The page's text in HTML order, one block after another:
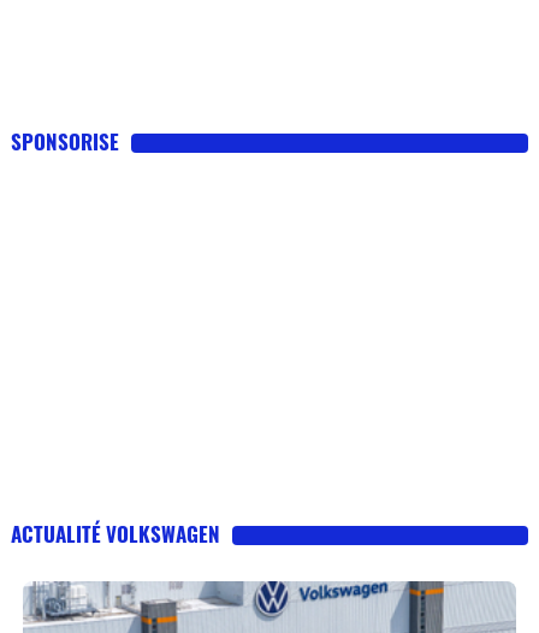
SPONSORISE
ACTUALITÉ VOLKSWAGEN